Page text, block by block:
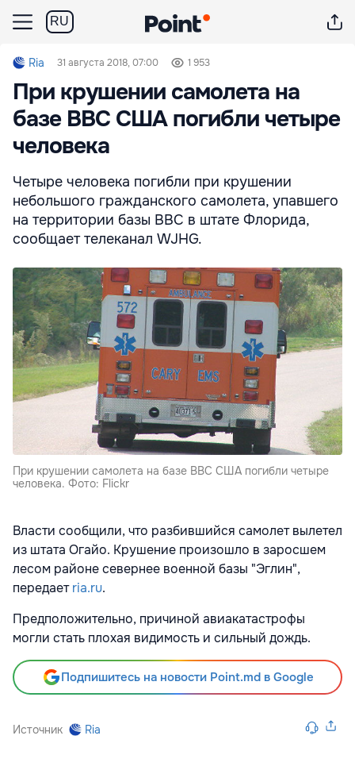
RU
Ria 31 августа 2018, 07:00 1 953
При крушении самолета на
базе ВВС США погибли четыре
человека
Четыре человека погибли при крушении
небольшого гражданского самолета, упавшего
на территории базы ВВС в штате Флорида,
сообщает телеканал WJHG.
При крушении самолета на базе ВВС США погибли четыре
человека. Фото: Flickr
Власти сообщили, что разбившийся самолет вылетел
из штата Огайо. Крушение произошло в заросшем
лесом районе севернее военной базы "Эглин",
передаетria.ru.
Предположительно, причиной авиакатастрофы
могли стать плохая видимость и сильный дождь.
Подпишитесь на новости Point.md в Google
Источник Ria